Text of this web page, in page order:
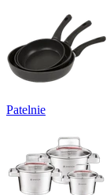
Patelnie